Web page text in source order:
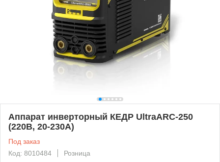
Аппарат инверторный КЕДР UltraARC-250
(220В, 20-230А)
Под заказ
Код: 8010484
Розница